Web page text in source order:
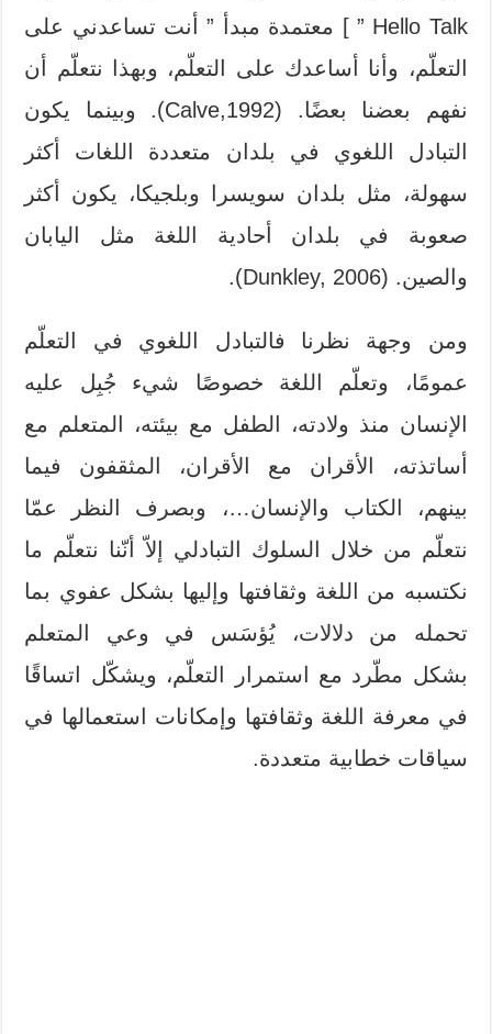
Hello Talk ” ] معتمدة مبدأ ” أنت تساعدني على
التعلّم، وأنا أساعدك على التعلّم، وبهذا نتعلّم أن
نفهم بعضنا بعضًا. (Calve,1992). وبينما يكون
التبادل اللغوي في بلدان متعددة اللغات أكثر
سهولة، مثل بلدان سويسرا وبلجيكا، يكون أكثر
صعوبة في بلدان أحادية اللغة مثل اليابان
والصين. (Dunkley, 2006).
ومن وجهة نظرنا فالتبادل اللغوي في التعلّم
عمومًا، وتعلّم اللغة خصوصًا شيء جُبِل عليه
الإنسان منذ ولادته، الطفل مع بيئته، المتعلم مع
أساتذته، الأقران مع الأقران، المثقفون فيما
بينهم، الكتاب والإنسان…، وبصرف النظر عمّا
نتعلّم من خلال السلوك التبادلي إلاّ أنّنا نتعلّم ما
نكتسبه من اللغة وثقافتها وإليها بشكل عفوي بما
تحمله من دلالات، يُؤسَس في وعي المتعلم
بشكل مطّرد مع استمرار التعلّم، ويشكّل اتساقًا
في معرفة اللغة وثقافتها وإمكانات استعمالها في
سياقات خطابية متعددة.